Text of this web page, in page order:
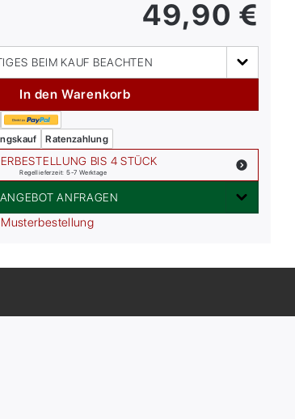
49,90 €
BEIM KAUF BEACHTEN
In den Warenkorb
Ratenzahlung
BIS 4 STÜCK
Regellieferzeit: 5-7 Werktage
ANGEBOT ANFRAGEN